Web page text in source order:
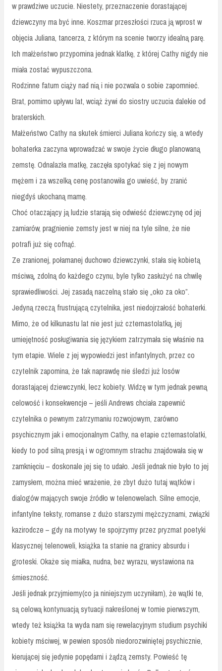
w prawdziwe uczucie. Niestety, przeznaczenie dorastającej
dziewczyny ma być inne. Koszmar przeszłości rzuca ją wprost w
objęcia Juliana, tancerza, z którym na scenie tworzy idealną parę.
Ich małżeństwo przypomina jednak klatkę, z której Cathy nigdy nie
miała zostać wypuszczona.
Rodzinne fatum ciąży nad nią i nie pozwala o sobie zapomnieć.
Brat, pomimo upływu lat, wciąż żywi do siostry uczucia dalekie od
braterskich.
Małżeństwo Cathy na skutek śmierci Juliana kończy się, a wtedy
bohaterka zaczyna wprowadzać w swoje życie długo planowaną
zemstę. Odnalazła matkę, zaczęła spotykać się z jej nowym
mężem i za wszelką cenę postanowiła go uwieść, by zranić
niegdyś ukochaną mamę.
Choć otaczający ją ludzie starają się odwieść dziewczynę od jej
zamiarów, pragnienie zemsty jest w niej na tyle silne, że nie
potrafi już się cofnąć.
Ze zranionej, połamanej duchowo dziewczynki, stała się kobietą
mściwą, zdolną do każdego czynu, byle tylko zasłużyć na chwilę
sprawiedliwości. Jej zasadą naczelną stało się „oko za oko”.
Jedyną rzeczą frustrującą czytelnika, jest niedojrzałość bohaterki.
Mimo, że od kilkunastu lat nie jest już czternastolatką, jej
umiejętność posługiwania się językiem zatrzymała się właśnie na
tym etapie. Wiele z jej wypowiedzi jest infantylnych, przez co
czytelnik zapomina, że tak naprawdę nie śledzi już losów
dorastającej dziewczynki, lecz kobiety. Widzę w tym jednak pewną
celowość i konsekwencje – jeśli Andrews chciała zapewnić
czytelnika o pewnym zatrzymaniu rozwojowym, zarówno
psychicznym jak i emocjonalnym Cathy, na etapie czternastolatki,
kiedy to pod silną presją i w ogromnym strachu znajdowała się w
zamknięciu – doskonale jej się to udało. Jeśli jednak nie było to jej
zamysłem, można mieć wrażenie, że zbyt dużo tutaj wątków i
dialogów mających swoje źródło w telenowelach. Silne emocje,
infantylne teksty, romanse z dużo starszymi mężczyznami, związki
kazirodcze – gdy na motywy te spojrzymy przez pryzmat poetyki
klasycznej telenoweli, książka ta stanie na granicy absurdu i
groteski. Okaże się miałka, nudna, bez wyrazu, wystawiona na
śmieszność.
Jeśli jednak przyjmiemy(co ja niniejszym uczyniłam), że wątki te,
są celową kontynuacją sytuacji nakreślonej w tomie pierwszym,
wtedy też książka ta wyda nam się rewelacyjnym studium psychiki
kobiety mściwej, w pewien sposób niedorozwiniętej psychicznie,
kierującej się jedynie popędami i żądzą zemsty. Powieść tę